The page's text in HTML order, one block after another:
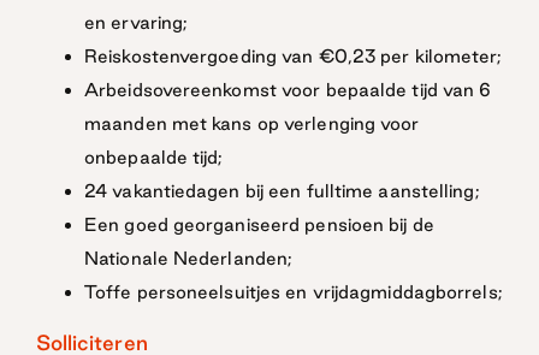
en ervaring;
Reiskostenvergoeding van €0,23 per kilometer;
Arbeidsovereenkomst voor bepaalde tijd van 6
maanden met kans op verlenging voor
onbepaalde tijd;
24 vakantiedagen bij een fulltime aanstelling;
Een goed georganiseerd pensioen bij de
Nationale Nederlanden;
Toffe personeelsuitjes en vrijdagmiddagborrels;
Solliciteren